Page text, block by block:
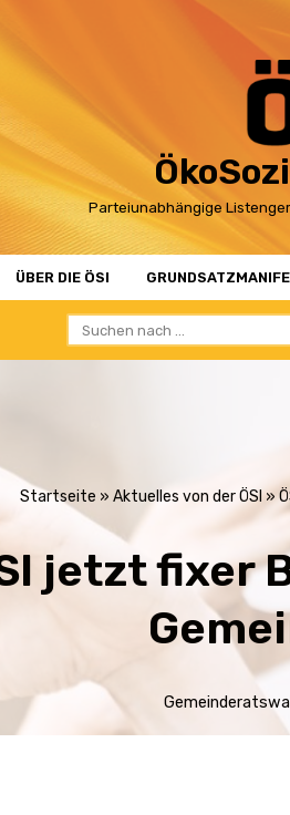
Parteiunabhängige
ÜBER DIE ÖSI
Startseite » Aktuelles von der ÖSI»
jetzt fixer